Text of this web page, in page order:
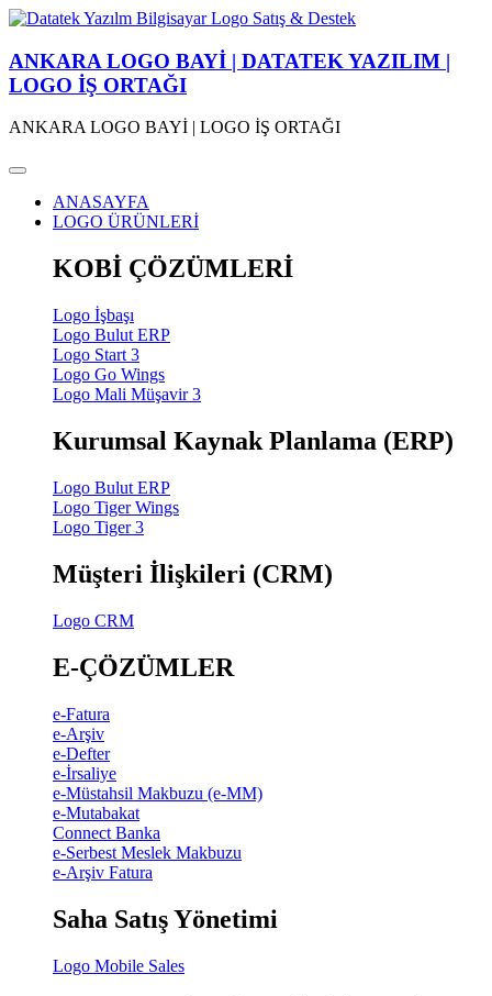
ANKARA LOGO BAYİ | DATATEK YAZILIM |
LOGO İŞ ORTAĞI
ANKARA LOGO BAYİ | LOGO İŞ ORTAĞI
ANASAYFA
LOGO ÜRÜNLERİ
KOBİ ÇÖZÜMLERİ
Logo İşbaşı
Logo Bulut ERP
Logo Start 3
Logo Go Wings
Logo Mali Müşavir 3
Kurumsal Kaynak Planlama (ERP)
Logo Bulut ERP
Logo Tiger Wings
Logo Tiger 3
Müşteri İlişkileri (CRM)
Logo CRM
E-ÇÖZÜMLER
e-Fatura
e-Arşiv
e-Defter
e-İrsaliye
e-Müstahsil Makbuzu (e-MM)
e-Mutabakat
Connect Banka
e-Serbest Meslek Makbuzu
e-Arşiv Fatura
Saha Satış Yönetimi
Logo Mobile Sales